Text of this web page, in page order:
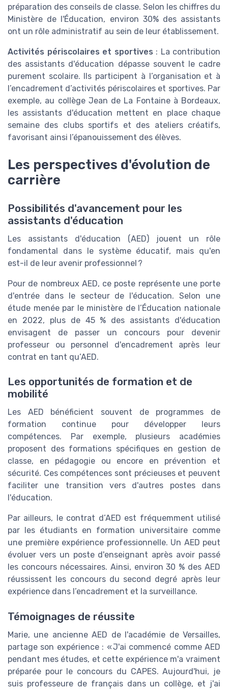
préparation des conseils de classe. Selon les chiffres du
Ministère de l'Éducation, environ 30% des assistants
ont un rôle administratif au sein de leur établissement.
Activités périscolaires et sportives : La contribution
des assistants d'éducation dépasse souvent le cadre
purement scolaire. Ils participent à l’organisation et à
l’encadrement d’activités périscolaires et sportives. Par
exemple, au collège Jean de La Fontaine à Bordeaux,
les assistants d'éducation mettent en place chaque
semaine des clubs sportifs et des ateliers créatifs,
favorisant ainsi l’épanouissement des élèves.
Les perspectives d'évolution de
carrière
Possibilités d'avancement pour les
assistants d'éducation
Les assistants d'éducation (AED) jouent un rôle
fondamental dans le système éducatif, mais qu'en
est-il de leur avenir professionnel ?
Pour de nombreux AED, ce poste représente une porte
d'entrée dans le secteur de l'éducation. Selon une
étude menée par le ministère de l’Éducation nationale
en 2022, plus de 45 % des assistants d'éducation
envisagent de passer un concours pour devenir
professeur ou personnel d'encadrement après leur
contrat en tant qu’AED.
Les opportunités de formation et de
mobilité
Les AED bénéficient souvent de programmes de
formation continue pour développer leurs
compétences. Par exemple, plusieurs académies
proposent des formations spécifiques en gestion de
classe, en pédagogie ou encore en prévention et
sécurité. Ces compétences sont précieuses et peuvent
faciliter une transition vers d'autres postes dans
l'éducation.
Par ailleurs, le contrat d’AED est fréquemment utilisé
par les étudiants en formation universitaire comme
une première expérience professionnelle. Un AED peut
évoluer vers un poste d'enseignant après avoir passé
les concours nécessaires. Ainsi, environ 30 % des AED
réussissent les concours du second degré après leur
expérience dans l’encadrement et la surveillance.
Témoignages de réussite
Marie, une ancienne AED de l'académie de Versailles,
partage son expérience : « J'ai commencé comme AED
pendant mes études, et cette expérience m'a vraiment
préparée pour le concours du CAPES. Aujourd'hui, je
suis professeure de français dans un collège, et j'ai